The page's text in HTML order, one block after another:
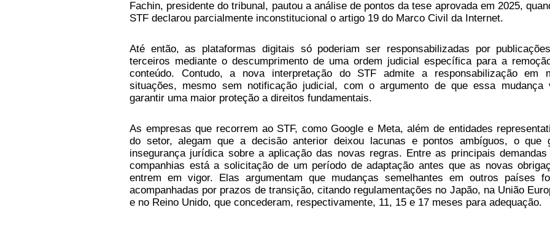
Fachin, presidente do tribunal, pautou a análise de pontos da tese aprovada em 2025,
STF declarou parcialmente inconstitucional o artigo 19 do Marco Civil da Internet.
Até então, as plataformas digitais só poderiam ser responsabilizadas por
terceiros mediante o descumprimento de uma ordem judicial específica para a
conteúdo. Contudo, a nova interpretação do STF admite a responsabilização em
situações, mesmo sem notificação judicial, com o argumento de que essa mudança
garantir uma maior proteção a direitos fundamentais.
As empresas que recorrem ao STF, como Google e Meta, além de entidades
do setor, alegam que a decisão anterior deixou lacunas e pontos ambíguos, o que
insegurança jurídica sobre a aplicação das novas regras. Entre as principais demandas
companhias está a solicitação de um período de adaptação antes que as novas
entrem em vigor. Elas argumentam que mudanças semelhantes em outros países
acompanhadas por prazos de transição, citando regulamentações no Japão, na União
e no Reino Unido, que concederam, respectivamente, 11, 15 e 17 meses para adequação.